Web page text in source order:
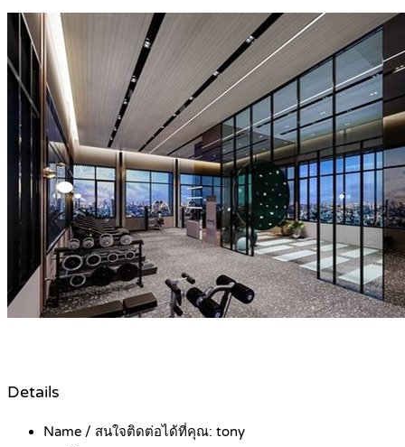
Details
Name / สนใจติดต่อได้ที่คุณ: tony